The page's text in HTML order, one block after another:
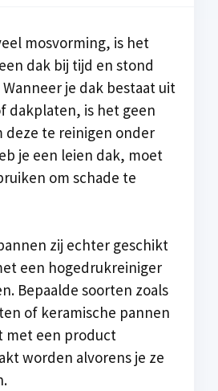
mosvorming, is het
dak bij tijd en stond
je dak bestaat uit
dakplaten, is het geen
deze te reinigen onder
je een leien dak, moet
om schade te
zij echter geschikt
een hogedrukreiniger
Bepaalde soorten zoals
of keramische pannen
met een product
worden alvorens je ze